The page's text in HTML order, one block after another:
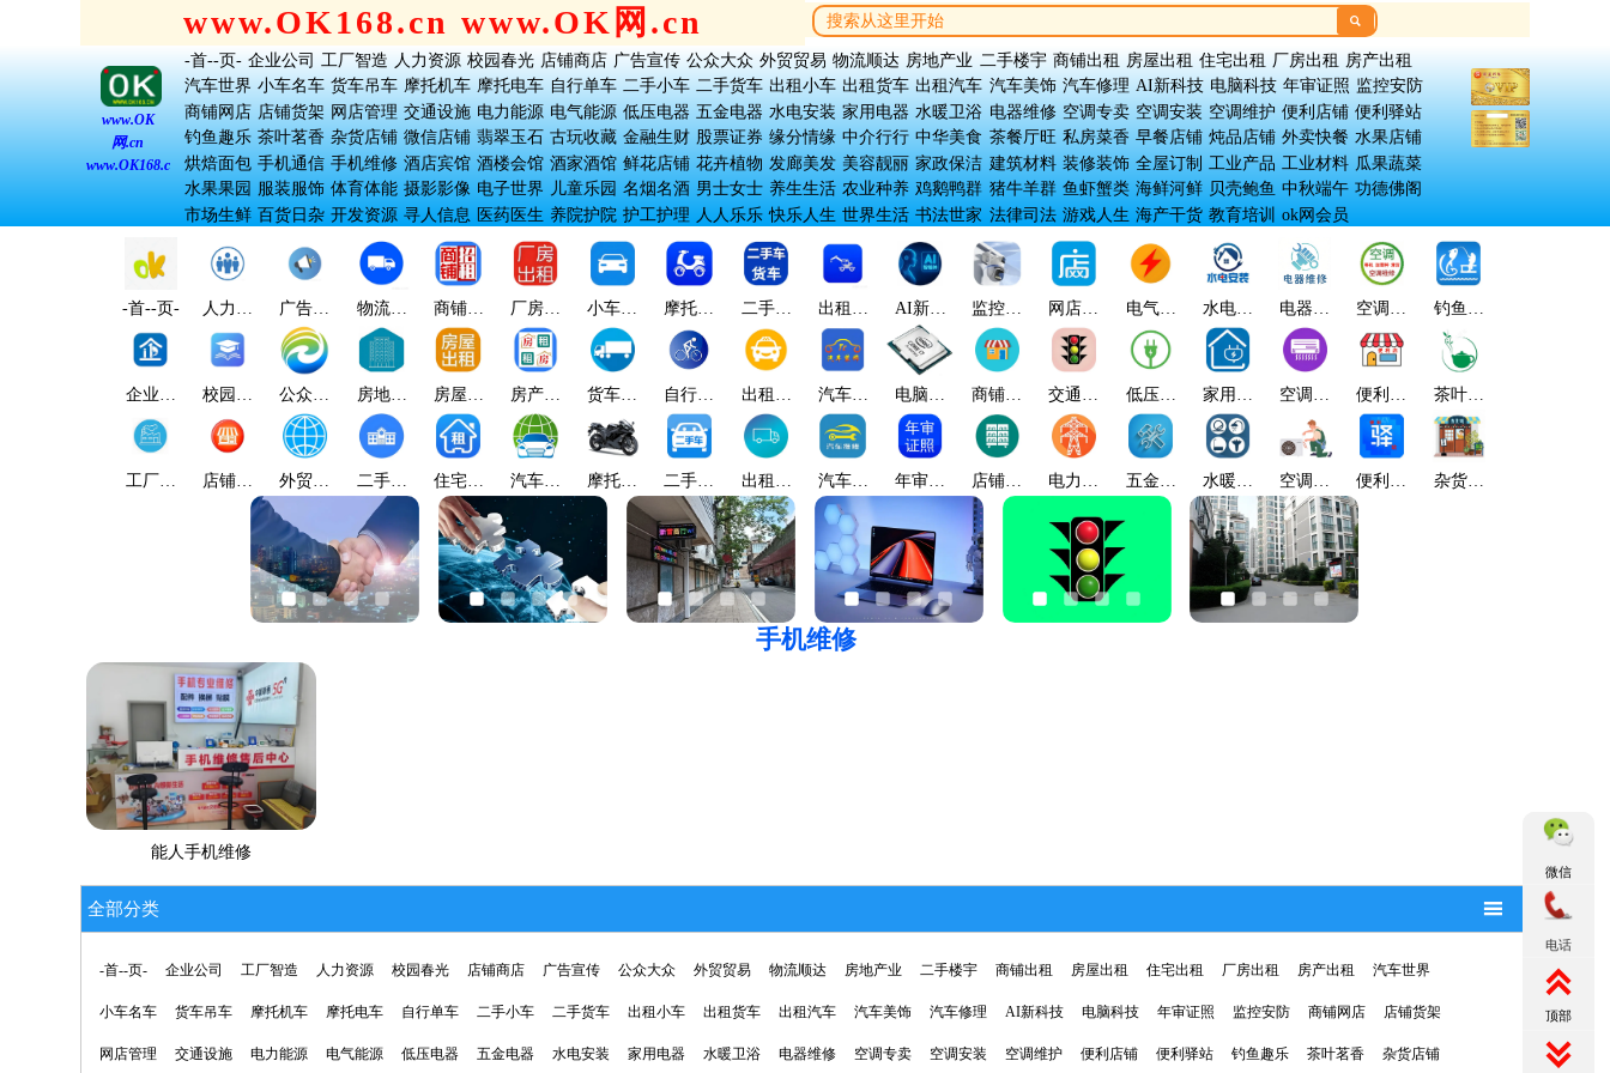
www.OK168.cn www.OK网.cn 
www.OK
网.cn
www.OK168.cn
-首--页- 企业公司 工厂智造 人力资源 校园春光 店铺商店 广告宣传 公众大众 外贸贸易 物流顺达 房地产业 二手楼宇 商铺出租 房屋出租 住宅出租 厂房出租 房产出租
汽车世界 小车名车 货车吊车 摩托机车 摩托电车 自行单车 二手小车 二手货车 出租小车 出租货车 出租汽车 汽车美饰 汽车修理 AI新科技 电脑科技 年审证照 监控安防
商铺网店 店铺货架 网店管理 交通设施 电力能源 电气能源 低压电器 五金电器 水电安装 家用电器 水暖卫浴 电器维修 空调专卖 空调安装 空调维护 便利店铺 便利驿站
钓鱼趣乐 茶叶茗香 杂货店铺 微信店铺 翡翠玉石 古玩收藏 金融生财 股票证券 缘分情缘 中介行行 中华美食 茶餐厅旺 私房菜香 早餐店铺 炖品店铺 外卖快餐 水果店铺
烘焙面包 手机通信 手机维修 酒店宾馆 酒楼会馆 酒家酒馆 鲜花店铺 花卉植物 发廊美发 美容靓丽 家政保洁 建筑材料 装修装饰 全屋订制 工业产品 工业材料 瓜果蔬菜
水果果园 服装服饰 体育体能 摄影影像 电子世界 儿童乐园 名烟名酒 男士女士 养生生活 农业种养 鸡鹅鸭群 猪牛羊群 鱼虾蟹类 海鲜河鲜 贝壳鲍鱼 中秋端午 功德佛阁
市场生鲜 百货日杂 开发资源 寻人信息 医药医生 养院护院 护工护理 人人乐乐 快乐人生 世界生活 书法世家 法律司法 游戏人生 海产干货 教育培训 ok网会员
-首--页-
企业公
司
工厂智
人力资
源
校园春
光
店铺商
广告宣
传
公众大
众
外贸贸
易
物流顺
达
房地产
业
二手楼
宇
商铺出
租
房屋出
租
住宅出
租
厂房出
租
房产出
租
汽车世
界
小车名
车
货车吊
车
摩托机
车
摩托电
车
自行单
车
二手小
车
二手货
车
出租小
车
出租货
车
出租汽
车
汽车美
饰
汽车修
理
AI新科
技
电脑科
技
年审证
照
监控安
防
商铺网
店
店铺货
架
网店管
理
交通设
施
电力能
源
电气能
源
低压电
器
五金电
器
水电安
装
家用电
器
水暖卫
浴
电器维
修
空调专
卖
空调安
装
空调维
护
便利店
铺
便利驿
钓鱼趣
茶叶茗
香
杂货店
手机维修
能人手机维修
全部分类 
-首--页- 企业公司 工厂智造 人力资源 校园春光 店铺商店 广告宣传 公众大众 外贸贸易 物流顺达 房地产业 二手楼宇 商铺出租 房屋出租 住宅出租 厂房出租 房产出租 汽车世界
小车名车 货车吊车 摩托机车 摩托电车 自行单车 二手小车 二手货车 出租小车 出租货车 出租汽车 汽车美饰 汽车修理 AI新科技 电脑科技 年审证照 监控安防 商铺网店 店铺货架
网店管理 交通设施 电力能源 电气能源 低压电器 五金电器 水电安装 家用电器 水暖卫浴 电器维修 空调专卖 空调安装 空调维护 便利店铺 便利驿站 钓鱼趣乐 茶叶茗香 杂货店铺
微信
电话

顶部
